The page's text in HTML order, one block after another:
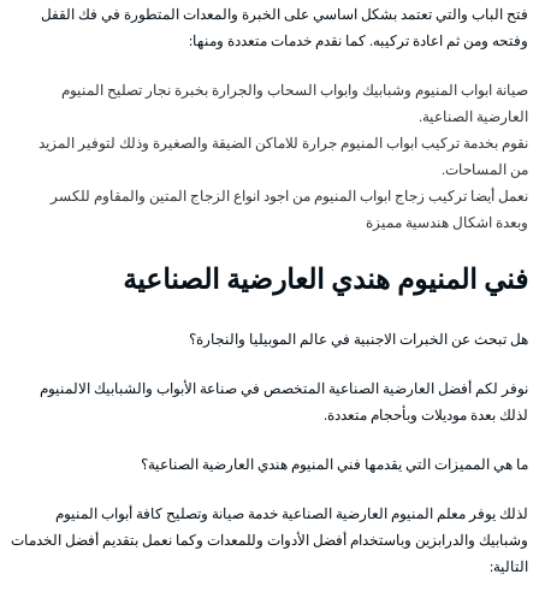
فتح الباب والتي تعتمد بشكل اساسي على الخبرة والمعدات المتطورة في فك القفل
وفتحه ومن ثم اعادة تركيبه. كما نقدم خدمات متعددة ومنها:
صيانة ابواب المنيوم وشبابيك وابواب السحاب والجرارة بخبرة نجار تصليح المنيوم
العارضية الصناعية.
نقوم بخدمة تركيب ابواب المنيوم جرارة للاماكن الضيقة والصغيرة وذلك لتوفير المزيد
من المساحات.
نعمل أيضا تركيب زجاج ابواب المنيوم من اجود انواع الزجاج المتين والمقاوم للكسر
وبعدة اشكال هندسية مميزة
فني المنيوم هندي العارضية الصناعية
هل تبحث عن الخبرات الاجنبية في عالم الموبيليا والنجارة؟
نوفر لكم أفضل العارضية الصناعية المتخصص في صناعة الأبواب والشبابيك الالمنيوم
لذلك بعدة موديلات وبأحجام متعددة.
ما هي المميزات التي يقدمها فني المنيوم هندي العارضية الصناعية؟
لذلك يوفر معلم المنيوم العارضية الصناعية خدمة صيانة وتصليح كافة أبواب المنيوم
وشبابيك والدرابزين وباستخدام أفضل الأدوات وللمعدات وكما نعمل بتقديم أفضل الخدمات
التالية: